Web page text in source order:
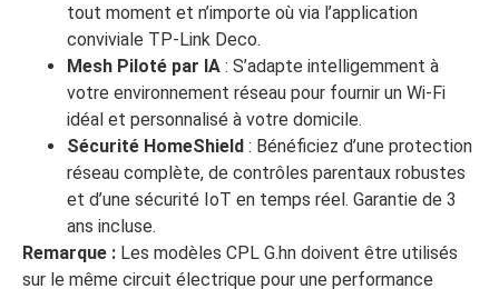
tout moment et n’importe où via l’application
conviviale TP-Link Deco.
Mesh Piloté par IA : S’adapte intelligemment à
votre environnement réseau pour fournir un Wi-Fi
idéal et personnalisé à votre domicile.
Sécurité HomeShield : Bénéficiez d’une protection
réseau complète, de contrôles parentaux robustes
et d’une sécurité IoT en temps réel. Garantie de 3
ans incluse.
Remarque : Les modèles CPL G.hn doivent être utilisés
sur le même circuit électrique pour une performance